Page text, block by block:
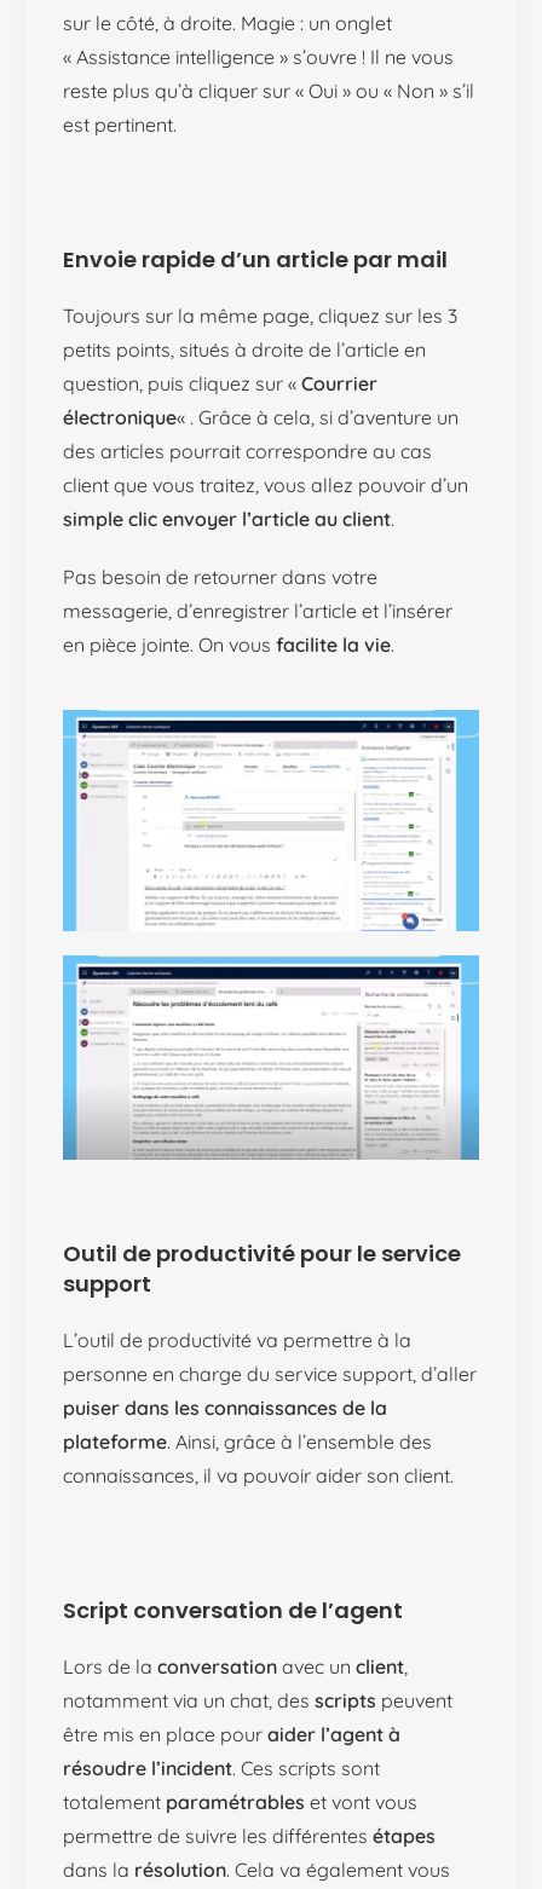
sur le côté, à droite. Magie : un onglet
« Assistance intelligence » s’ouvre ! Il ne vous
reste plus qu’à cliquer sur « Oui » ou « Non » s’il
est pertinent.
Envoie rapide d’un article par mail
Toujours sur la même page, cliquez sur les 3
petits points, situés à droite de l’article en
question, puis cliquez sur «Courrier
électronique« . Grâce à cela, si d’aventure un
des articles pourrait correspondre au cas
client que vous traitez, vous allez pouvoir d’un
simple clic envoyer l’article au client.
Pas besoin de retourner dans votre
messagerie, d’enregistrer l’article et l’insérer
en pièce jointe. On vousfacilite la vie.
Outil de productivité pour le service
support
L’outil de productivité va permettre à la
personne en charge du service support, d’aller
puiser dans les connaissances de la
plateforme. Ainsi, grâce à l’ensemble des
connaissances, il va pouvoir aider son client.
Script conversation de l’agent
Lors de laconversation avec unclient
notamment via un chat, desscripts peuvent
être mis en place pouraider l’agent à
résoudre l’incident. Ces scripts sont
totalement paramétrables et vont vous
permettre de suivre les différentesétapes
dans la résolution. Cela va également vous